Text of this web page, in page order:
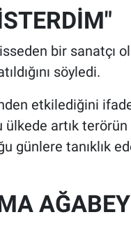
bir sanatçı
söyledi.
etkilediğini
artık terörün
günlere tanıklık